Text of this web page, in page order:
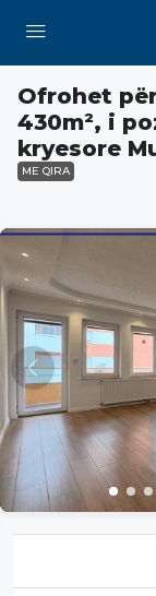
Ofrohet
430m², i
kryesore
ME QIRA